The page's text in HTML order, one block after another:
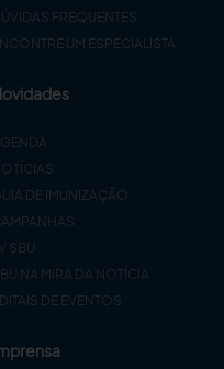
FREQUENTES
UM ESPECIALISTA
DE IMUNIZAÇÃO
SBU
NA MIRA DA NOTÍCIA
DE EVENTOS